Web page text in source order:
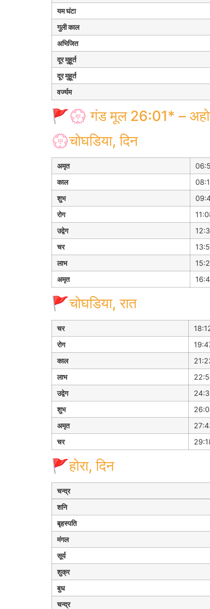
यम घंटा
गुली काल
अभिजित
दूर मुहूर्त
दूर मुहूर्त
वर्ज्यम
🚩💮 गंड मूल 26:01* –
💮चोघडिया, दिन
अमृत
काल
शुभ
रोग
उद्वेग
चर
लाभ
अमृत
🚩चोघडिया, रात
चर
रोग
काल
लाभ
उद्वेग
शुभ
अमृत
चर
🚩होरा, दिन
चन्द्र
शनि
बृहस्पति
मंगल
सूर्य
शुक्र
बुध
चन्द्र